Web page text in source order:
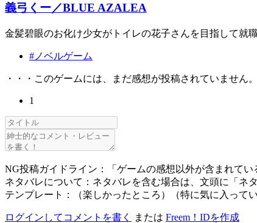
義弓くー／BLUE AZALEA
金髪碧眼のお化け少女がトイレの花子さんを目指して就
#ノベルゲーム
・・・このゲームには、まだ感想が投稿されていません
1
NG投稿ガイドライン：「ゲームの感想以外が含まれて
ネタバレについて：ネタバレを含む場合は、文頭に「ネ
テンプレート：（楽しかったところ）（特に気に入って
ログインしてコメントを書く または Freem！IDを作成